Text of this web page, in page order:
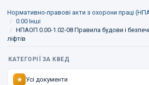
Нормативно-правові акти з охорони праці
0.00 Інші
НПАОП 0.00-1.02-08 Правила будови і
ліфтів
КАТЕГОРІЇ ЗА КВЕД
★ Усі документи